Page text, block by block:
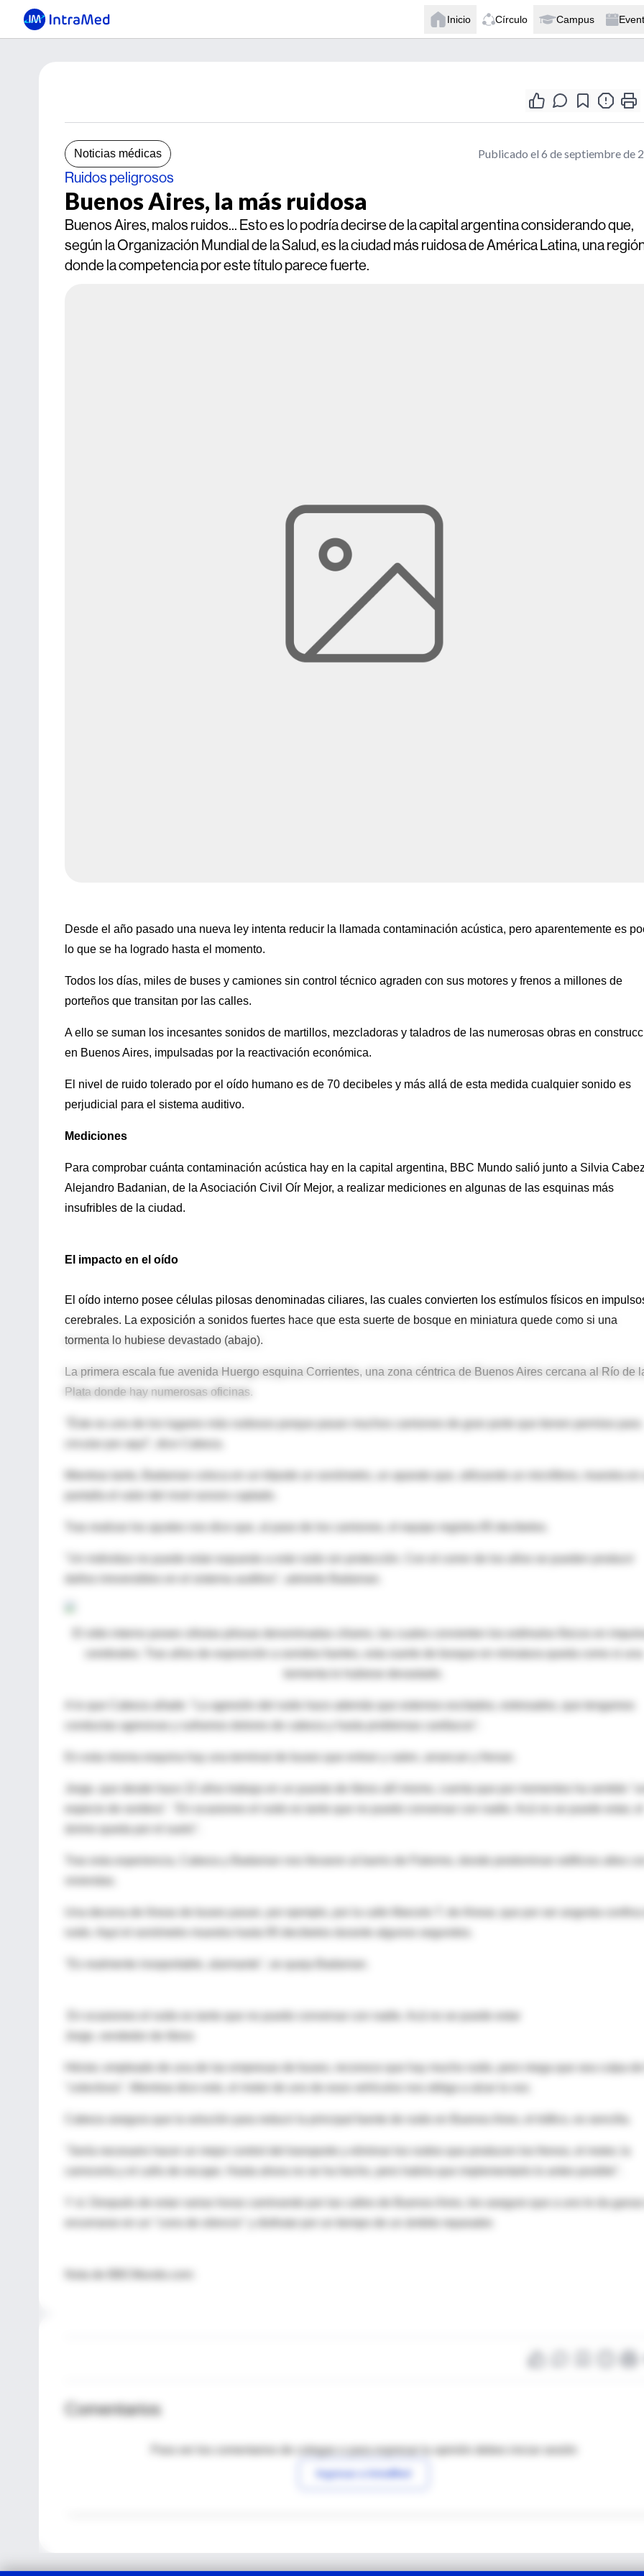
Inicio Círculo Campus
Noticias médicas Publicado el 6 de septiembre de
Ruidos peligrosos
Buenos Aires, la más ruidosa
Buenos Aires, malos ruidos... Esto es lo podría decirse de la capital argentina considerando que,
según la Organización Mundial de la Salud, es la ciudad más ruidosa de América Latina, una
donde la competencia por este título parece fuerte.
Desde el año pasado una nueva ley intenta reducir la llamada contaminación acústica, pero aparentemente es
lo que se ha logrado hasta el momento.
Todos los días, miles de buses y camiones sin control técnico agraden con sus motores y frenos a millones de
porteños que transitan por las calles.
A ello se suman los incesantes sonidos de martillos, mezcladoras y taladros de las numerosas obras en
en Buenos Aires, impulsadas por la reactivación económica.
El nivel de ruido tolerado por el oído humano es de 70 decibeles y más allá de esta medida cualquier sonido es
perjudicial para el sistema auditivo.
Mediciones
Para comprobar cuánta contaminación acústica hay en la capital argentina, BBC Mundo salió junto a Silvia
Alejandro Badanian, de la Asociación Civil Oír Mejor, a realizar mediciones en algunas de las esquinas más
insufribles de la ciudad.
El impacto en el oído
El oído interno posee células pilosas denominadas ciliares, las cuales convierten los estímulos físicos en
cerebrales. La exposición a sonidos fuertes hace que esta suerte de bosque en miniatura quede como si una
tormenta lo hubiese devastado (abajo).
La primera escala fue avenida Huergo esquina Corrientes, una zona céntrica de Buenos Aires cercana al Río de
Plata donde hay numerosas oficinas.
"Éste es uno de los lugares más ruidosos porque pasan muchos camiones de gran porte que tienen permiso para
circular por aquí", dice Cabeza.
Mientras tanto, Badanian coloca en un trípode un sonómetro, un aparato que, utilizando un micrófono, muestra en
pantalla el valor del nivel sonoro captado.
Tras realizar los ajustes nos dice que, al paso de los camiones, el equipo registra 85 decibeles.
cerebrales. Tras años de exposición a sonidos fuertes, esta suerte de bosque en miniatura queda como si una
A lo que Cabeza añade: "La agresión del ruido hace además que estemos excitados, estresados, que tengamos
conductas agresivas y suframos dolores de cabeza y hasta problemas cardíacos".
En esta misma esquina hay una terminal de buses que entran y salen, arrancan y frenan.
Jorge, que desde hace 22 años trabaja en un puesto de libros allí mismo, cuenta que por momentos ha sentido
Una decena de líneas de buses pasan, por ejemplo, por la calle Marcelo T. de Alvear, que por ser angosta
ruido. Aquí el sonómetro muestra hasta 95 decibeles durante algunos segundos.
Jorge, vendedor de libros
Héctor, empleado de una de las empresas de buses, reconoce que hay mucho ruido, pero niega que sea culpa
"colectivos". Mientras dice esto, el motor de uno de esos vehículos nos obliga a alzar la voz.
Cabeza asegura que la solución para reducir la principal fuente de ruido en Buenos Aires, el tráfico, es sencilla.
carrocería y el caño de escape. Hasta ahora no se ha hecho, pero habría que implementarlo lo antes posible".
Y sí. Después de estar varias horas caminando por las calles de Buenos Aires, les aseguro que a uno le da
encerrarse en un "cono de silencio" y disfrutar por un tiempo de un ámbito reparador.
Comentarios
Para ver los comentarios de colegas o para expresar tu opinión debes iniciar sesión
Ingresar a IntraMed